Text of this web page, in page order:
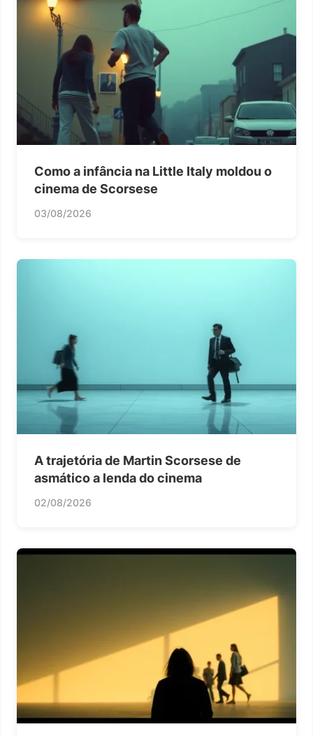
Como a infância na Little Italy moldou o
cinema de Scorsese
03/08/2026
A trajetória de Martin Scorsese de
asmático a lenda do cinema
02/08/2026